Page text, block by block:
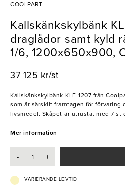
COOLPART
Kallskänkskylbänk
draglådor samt kyld
1/6, 1200x650x900,
37 125 kr/st
Kallskänkskylbänk KLE-1207 från
som är särskilt framtagen för förvaring
livsmedel. Skåpet är utrustat med 7 st
- Högkvalitativ HCFC-fri polyuretan
- Enkel rengöring
Mer information
- +
VARIERANDE LEVTID